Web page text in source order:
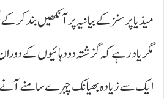
میڈیا پرسنز کے بیانیہ پر آنکھیں بند کر
مگر یاد رہے کہ گزشتہ دو دہائیوں کے
ایک سے زیادہ بھیانک چہرے سامنے